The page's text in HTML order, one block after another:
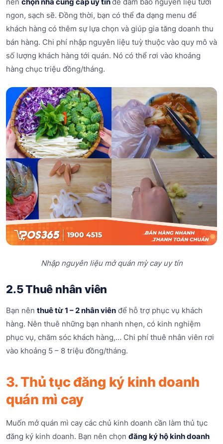
ngon, sạch sẽ. Đồng thời, bạn có thể đa dạng menu để
khách hàng có thêm sự lựa chọn và giúp gia tăng doanh thu
bán hàng. Chi phí nhập nguyên liệu tuỳ thuộc vào quy mô và
số lượng khách hàng tới quán. Nó có thể rơi vào khoảng
hàng chục triệu đồng/tháng.
Nhập nguyên liệu mở quán mỳ cay uy tín
2.5 Thuê nhân viên
Bạn nên thuê từ 1 – 2 nhân viên để hỗ trợ phục vụ khách
hàng. Nên thuê những bạn nhanh nhẹn, có kinh nghiệm
phục vụ, chăm sóc khách hàng,… Chi phí thuê nhân viên rơi
vào khoảng 5 – 8 triệu đồng/tháng.
3. Thủ tục đăng ký kinh doanh
quán mì cay
Muốn mở quán mì cay các chủ kinh doanh cần làm thủ tục
đăng ký kinh doanh. Bạn nên chọn đăng ký hộ kinh doanh